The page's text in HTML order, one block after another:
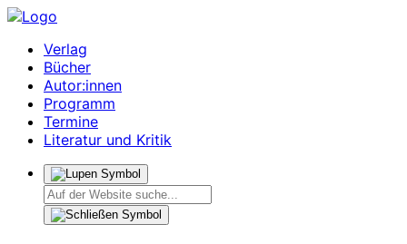
Verlag
Bücher
Autor:innen
Programm
Termine
Literatur und Kritik